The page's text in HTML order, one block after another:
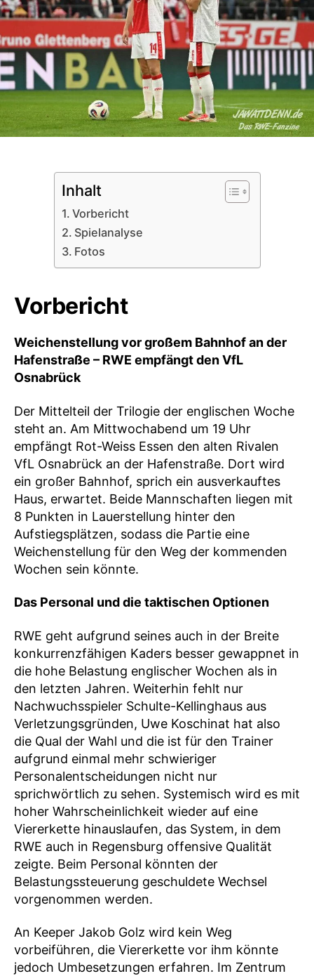
Inhalt
Vorbericht
Spielanalyse
Fotos
Vorbericht
Weichenstellung vor großem Bahnhof an der
Hafenstraße – RWE empfängt den VfL
Osnabrück
Der Mittelteil der Trilogie der englischen Woche
steht an. Am Mittwochabend um 19 Uhr
empfängt Rot-Weiss Essen den alten Rivalen
VfL Osnabrück an der Hafenstraße. Dort wird
ein großer Bahnhof, sprich ein ausverkauftes
Haus, erwartet. Beide Mannschaften liegen mit
8 Punkten in Lauerstellung hinter den
Aufstiegsplätzen, sodass die Partie eine
Weichenstellung für den Weg der kommenden
Wochen sein könnte.
Das Personal und die taktischen Optionen
RWE geht aufgrund seines auch in der Breite
konkurrenzfähigen Kaders besser gewappnet in
die hohe Belastung englischer Wochen als in
den letzten Jahren. Weiterhin fehlt nur
Nachwuchsspieler Schulte-Kellinghaus aus
Verletzungsgründen, Uwe Koschinat hat also
die Qual der Wahl und die ist für den Trainer
aufgrund einmal mehr schwieriger
Personalentscheidungen nicht nur
sprichwörtlich zu sehen. Systemisch wird es mit
hoher Wahrscheinlichkeit wieder auf eine
Viererkette hinauslaufen, das System, in dem
RWE auch in Regensburg offensive Qualität
zeigte. Beim Personal könnten der
Belastungssteuerung geschuldete Wechsel
vorgenommen werden.
An Keeper Jakob Golz wird kein Weg
vorbeiführen, die Viererkette vor ihm könnte
jedoch Umbesetzungen erfahren. Im Zentrum